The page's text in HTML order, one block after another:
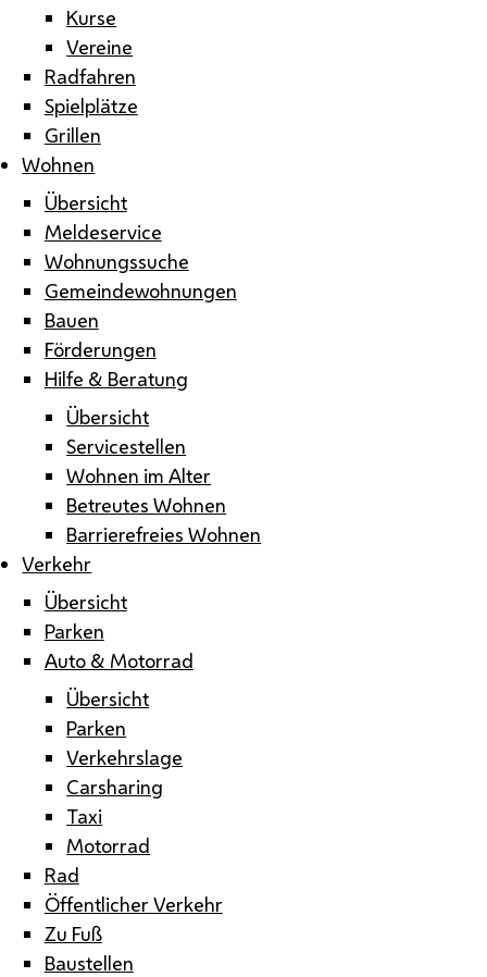
Kurse
Vereine
Radfahren
Spielplätze
Grillen
Wohnen
Übersicht
Meldeservice
Wohnungssuche
Gemeindewohnungen
Bauen
Förderungen
Hilfe & Beratung
Übersicht
Servicestellen
Wohnen im Alter
Betreutes Wohnen
Barrierefreies Wohnen
Verkehr
Übersicht
Parken
Auto & Motorrad
Übersicht
Parken
Verkehrslage
Carsharing
Taxi
Motorrad
Rad
Öffentlicher Verkehr
Zu Fuß
Baustellen